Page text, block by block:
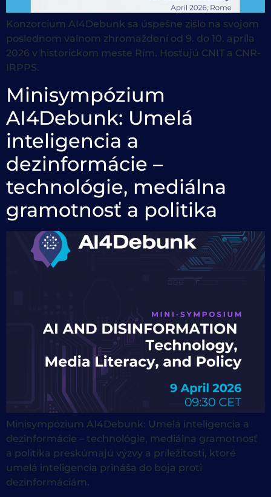
Konzorcium AI4Debunk sa úspešne zišlo na svojom
poslednom valnom zhromaždení od 9. do 10. apríla
2026 v historickom meste Rím. Hosťujú CNIT a CNR-
IRPPS.
Minisympózium
AI4Debunk: Umelá
inteligencia a
dezinformácie –
technológie, mediálna
gramotnosť a politika
Minisympózium AI4Debunk: Umelá inteligencia a
dezinformácie – technológie, mediálna gramotnosť
a politika preskúmajú výzvy a príležitosti, ktoré
umelá inteligencia prináša do boja proti
dezinformáciám.